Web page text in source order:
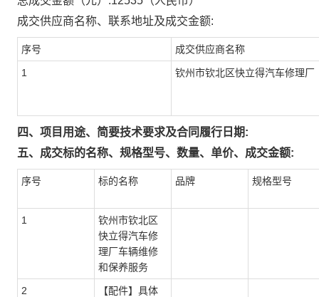
成交供应商名称、联系地址及成交金额:
序号 成交供应商名称
1 钦州市钦北区快立得汽车修理厂
四、项目用途、简要技术要求及合同履行日期:
五、成交标的名称、规格型号、数量、单价、成交金额:
序号 标的名称 品牌 规格型号
1
钦州市钦北区
快立得汽车修
理厂车辆维修
和保养服务
2
【配件】具体